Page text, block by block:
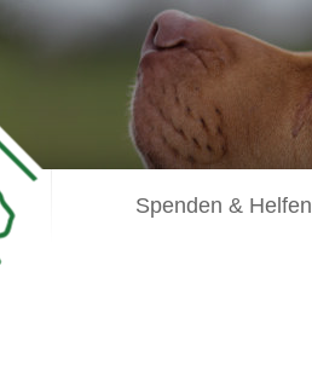
Spenden & Helfen